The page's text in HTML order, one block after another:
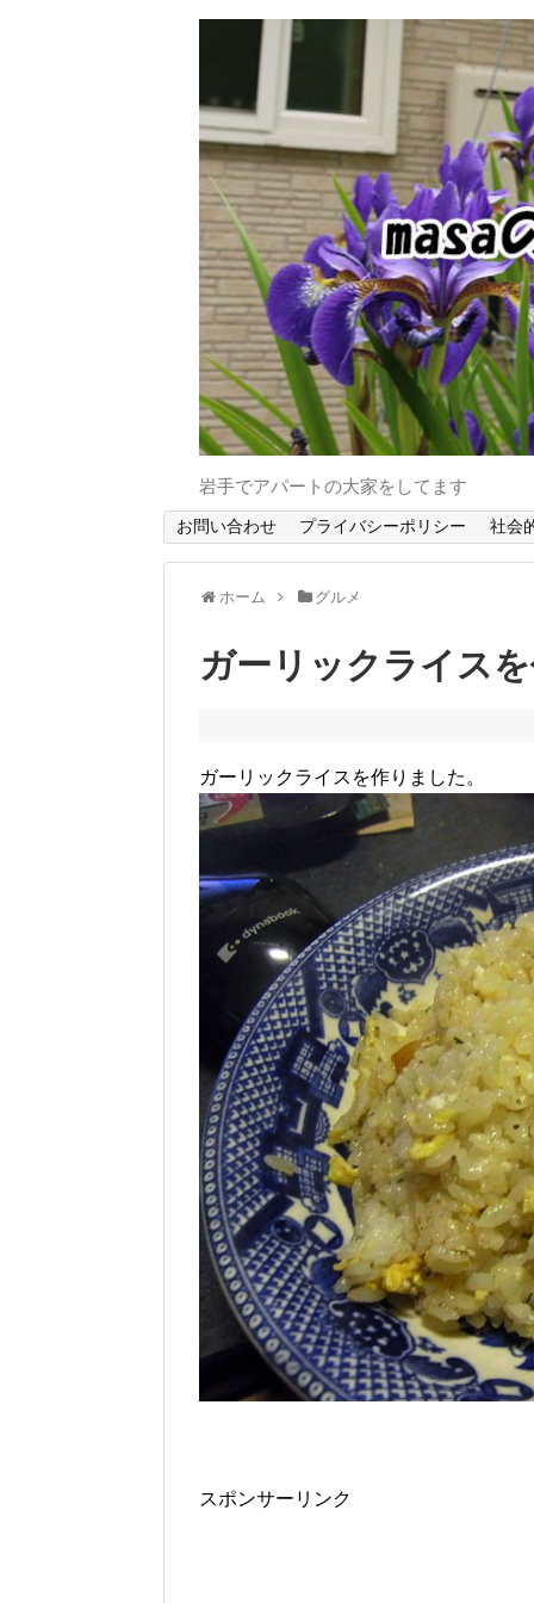
岩手でアパートの大家をしてます
お問い合わせ プライバシーポリシー 社会
ホーム グルメ
ガーリックライス
ガーリックライスを作りました。
スポンサーリンク